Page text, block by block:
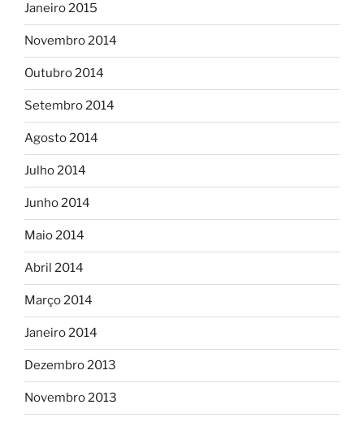
Janeiro 2015
Novembro 2014
Outubro 2014
Setembro 2014
Agosto 2014
Julho 2014
Junho 2014
Maio 2014
Abril 2014
Março 2014
Janeiro 2014
Dezembro 2013
Novembro 2013